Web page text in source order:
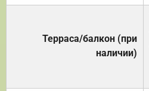
Терраса/балкон (при
наличии)